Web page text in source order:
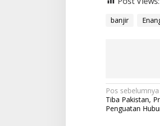
banjir
N
a
Pos sebelumnya
Tiba Pakistan,
Penguatan